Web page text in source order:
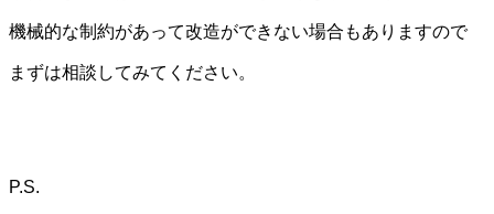
機械的な制約があって改造ができない場合もありますので
まずは相談してみてください。
P.S.